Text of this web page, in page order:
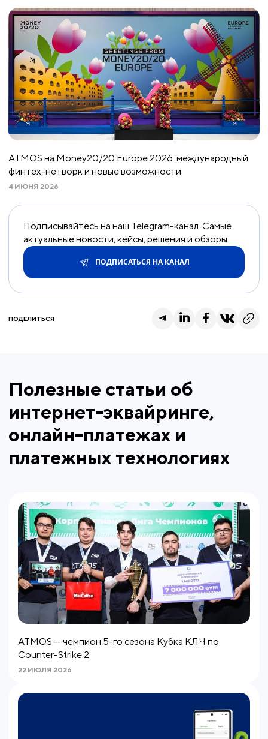
ATMOS на Money20/20 Europe 2026: международный
финтех-нетворк и новые возможности
4 ИЮНЯ 2026
Подписывайтесь на наш Telegram-канал. Самые
актуальные новости, кейсы, решения и обзоры
ПОДПИСАТЬСЯ НА КАНАЛ
ПОДЕЛИТЬСЯ
Полезные статьи об
интернет-эквайринге,
онлайн-платежах и
платежных технологиях
ATMOS — чемпион 5-го сезона Кубка КЛЧ по
Counter-Strike 2
22 ИЮЛЯ 2026